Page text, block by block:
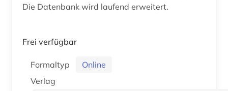
Die Datenbank wird laufend erweitert.
Frei verfügbar
Formaltyp
Online
Verlag